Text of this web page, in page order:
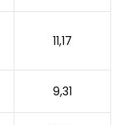
11,17
9,31